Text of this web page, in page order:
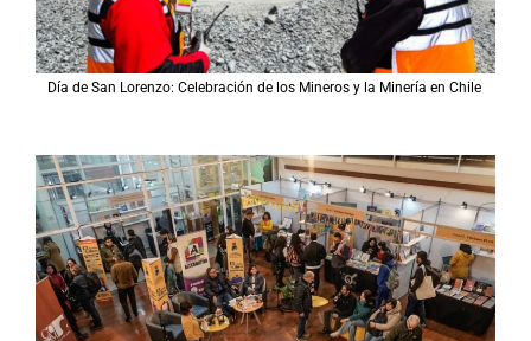
Día de San Lorenzo: Celebración de los Mineros y la Minería en Chile